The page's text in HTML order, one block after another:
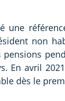
une
non
En avril
dès le